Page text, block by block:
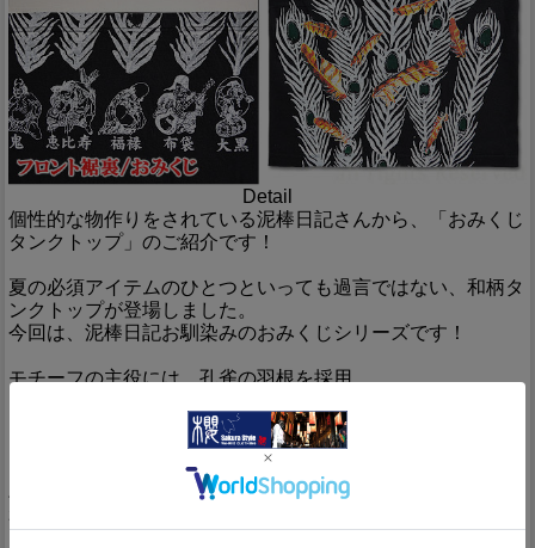
Detail
個性的な物作りをされている泥棒日記さんから、「おみくじ
タンクトップ」のご紹介です！
夏の必須アイテムのひとつといっても過言ではない、和柄タ
ンクトップが登場しました。
今回は、泥棒日記お馴染みのおみくじシリーズです！
モチーフの主役には、孔雀の羽根を採用。
フロントには孔雀の羽根が5本と、まわりに羽根がひらひら
と舞い落ちる様が表現されています。
バックにも同様に孔雀の羽根が舞い落ちる様子がデザインさ
れているのですが、こちらはモノトーンに仕上げました。